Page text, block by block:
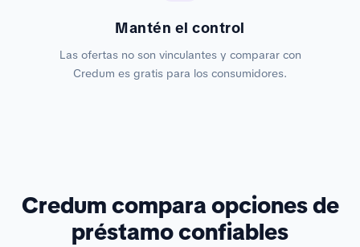
Mantén el control
Las ofertas no son vinculantes y comparar con
Credum es gratis para los consumidores.
Credum compara opciones de
préstamo confiables